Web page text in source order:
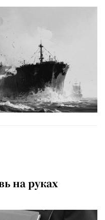
на руках